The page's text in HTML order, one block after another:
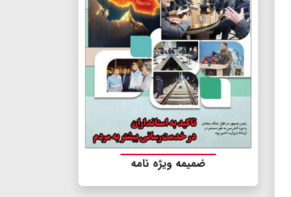
ضمیمه ویژه نامه